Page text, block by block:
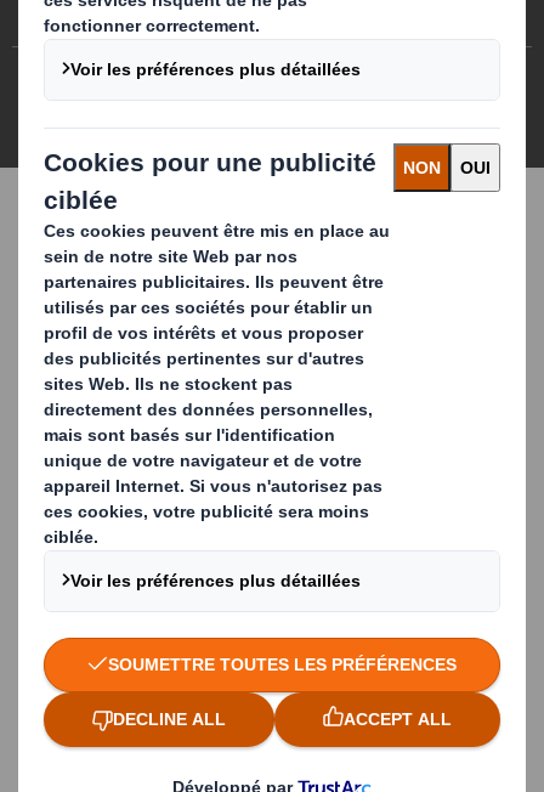
Politique des cookies Politiques de confidentialité